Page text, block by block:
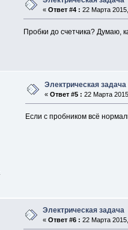
«Ответ #4 : 22 Марта
Пробки до счетчика? Думаю,
Электрическая задача
«Ответ #5 : 22 Марта
Если с пробником всё
Электрическая задача
«Ответ #6 : 22 Марта